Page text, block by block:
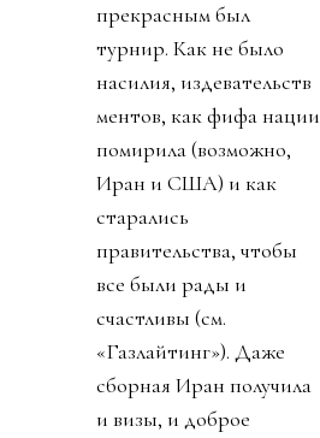
прекрасным был
турнир. Как не было
насилия, издевательств
ментов, как фифа нации
помирила (возможно,
Иран и США) и как
старались
правительства, чтобы
все были рады и
счастливы (см.
«Газлайтинг»). Даже
сборная Иран получила
и визы, и доброе